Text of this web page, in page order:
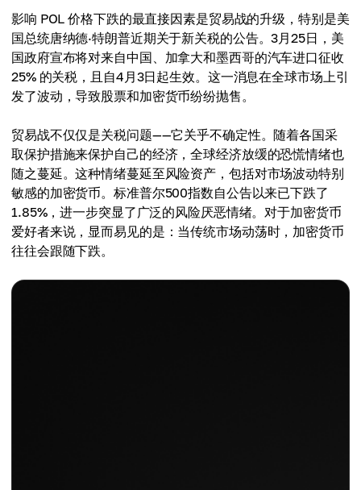
影响 POL 价格下跌的最直接因素是贸易战的升级，特别是美
国总统唐纳德·特朗普近期关于新关税的公告。3月25日，美
国政府宣布将对来自中国、加拿大和墨西哥的汽车进口征收
25% 的关税，且自4月3日起生效。这一消息在全球市场上引
发了波动，导致股票和加密货币纷纷抛售。
贸易战不仅仅是关税问题——它关乎不确定性。随着各国采
取保护措施来保护自己的经济，全球经济放缓的恐慌情绪也
随之蔓延。这种情绪蔓延至风险资产，包括对市场波动特别
敏感的加密货币。标准普尔500指数自公告以来已下跌了
1.85%，进一步突显了广泛的风险厌恶情绪。对于加密货币
爱好者来说，显而易见的是：当传统市场动荡时，加密货币
往往会跟随下跌。